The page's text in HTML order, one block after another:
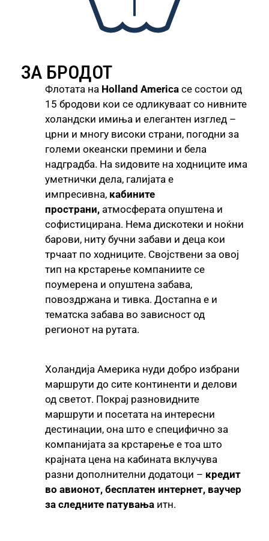
ЗА БРОДОТ
Флотата на Holland America се состои од
15 бродови кои се одликуваат со нивните
холандски имиња и елегантен изглед –
црни и многу високи страни, погодни за
големи океански премини и бела
надградба. На ѕидовите на ходниците има
уметнички дела, галијата е
импресивна, кабините
пространи, атмосферата опуштена и
софистицирана. Нема дискотеки и ноќни
барови, ниту бучни забави и деца кои
трчаат по ходниците. Својствени за овој
тип на крстарење компаниите се
поумерена и опуштена забава,
повоздржана и тивка. Достапна е и
тематска забава во зависност од
регионот на рутата.
Холандија Америка нуди добро избрани
маршрути до сите континенти и делови
од светот. Покрај разновидните
маршрути и посетата на интересни
дестинации, она што е специфично за
компанијата за крстарење е тоа што
крајната цена на кабината вклучува
разни дополнителни додатоци – кредит
во авионот, бесплатен интернет, ваучер
за следните патувања итн.